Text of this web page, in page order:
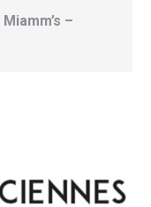
Miamm’s –